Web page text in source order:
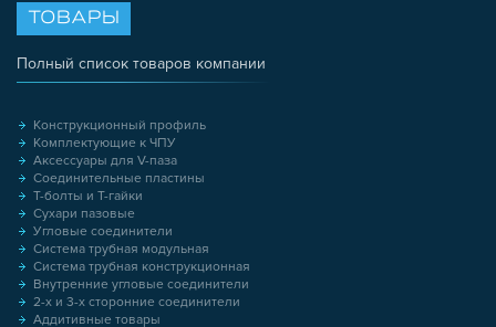
ТОВАРЫ
Полный список товаров компании
Конструкционный профиль
Комплектующие к ЧПУ
Аксессуары для V-паза
Соединительные пластины
Т-болты и Т-гайки
Сухари пазовые
Угловые соединители
Система трубная модульная
Система трубная конструкционная
Внутренние угловые соединители
2-х и 3-х сторонние соединители
Аддитивные товары